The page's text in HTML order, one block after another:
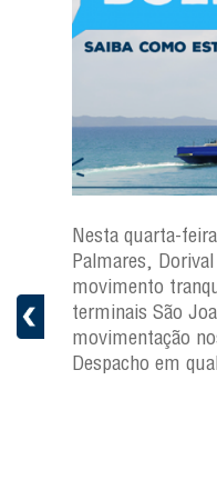
a
Nesta quarta-
Palmares,
movimento
terminais São
movimentação
Despacho em